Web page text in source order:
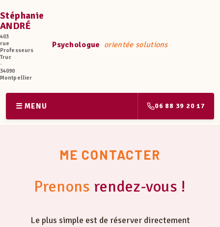
Stéphanie
ANDRÉ
403
rue
Professeurs
Truc
·
34090
Montpellier
Psychologue orientée solutions
☰ MENU 06 88 39 20 17
ME CONTACTER
Prenons rendez-vous !
Le plus simple est de réserver directement